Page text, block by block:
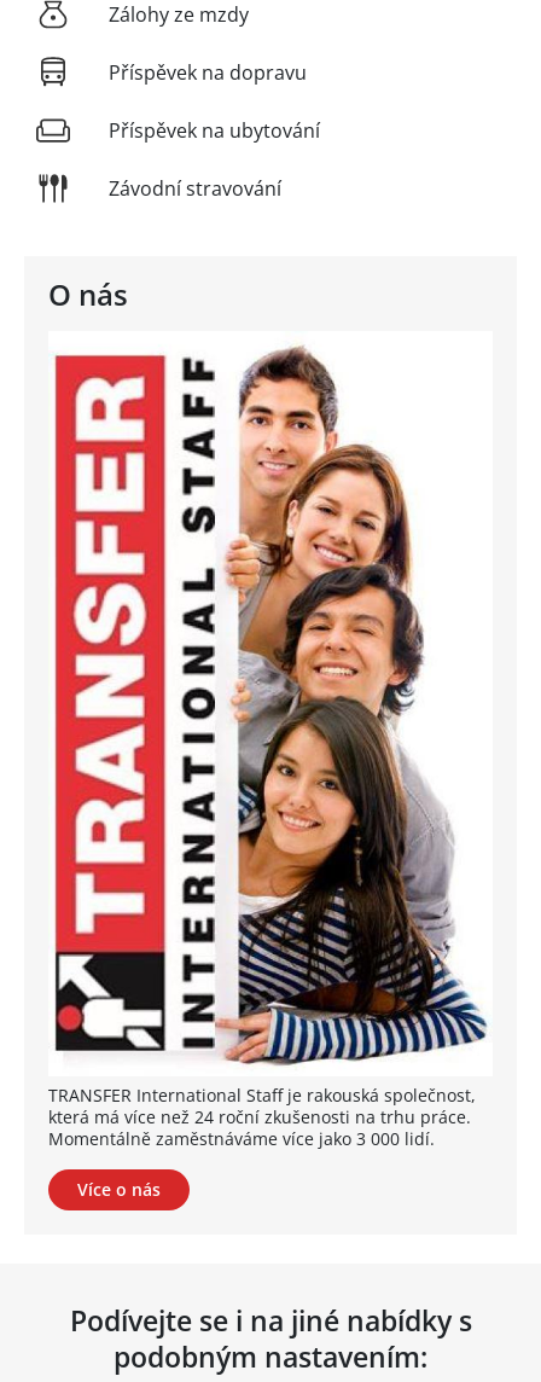
O nás
TRANSFER International Staff je rakouská společnost,
která má více než 24 roční zkušenosti na trhu práce.
Momentálně zaměstnáváme více jako 3 000 lidí.
Více o nás
Zálohy ze mzdy
Příspěvek na dopravu
Příspěvek na ubytování
Závodní stravování
Podívejte se i na jiné nabídky s
podobným nastavením: